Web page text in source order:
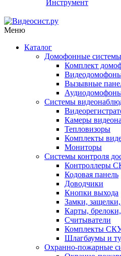
Инструмент
Меню
Каталог
Домофонные системы
Комплект
Вызывные
Системы
Камеры
Тепловизоры
Комплекты
Мониторы
Системы контроля
Контроллеры
Кодовая панель
Доводчики
Кнопки выхода
Замки,
Карты,
Считыватели
Комплекты
Шлагбаумы и
Охранно-пожарные